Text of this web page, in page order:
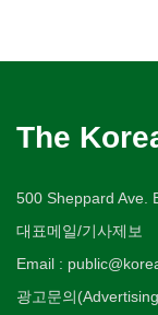
The
500 Sheppard Ave.
대표메일/기사제보
Email :
광고문의